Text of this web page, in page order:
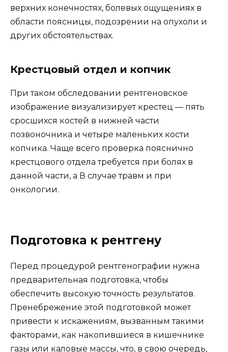
верхних конечностях, болевых ощущениях в
области поясницы, подозрении на опухоли и
других обстоятельствах.
Крестцовый отдел и копчик
При таком обследовании рентгеновское
изображение визуализирует крестец — пять
сросшихся костей в нижней части
позвоночника и четыре маленьких кости
копчика. Чаще всего проверка пояснично
крестцового отдела требуется при болях в
данной части, а В случае травм и при
онкологии.
Подготовка к рентгену
Перед процедурой рентгенографии нужна
предварительная подготовка, чтобы
обеспечить высокую точность результатов.
Пренебрежение этой подготовкой может
привести к искажениям, вызванным такими
факторами, как накопившиеся в кишечнике
газы или каловые массы, что, в свою очередь,